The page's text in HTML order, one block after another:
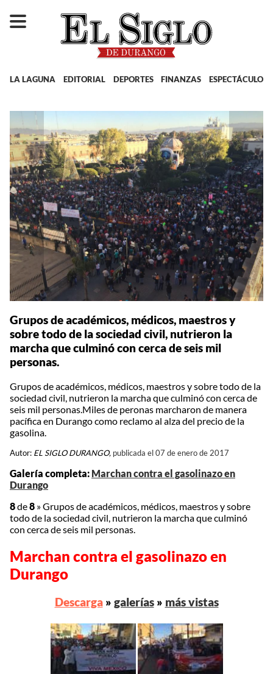
LA LAGUNA EDITORIAL DEPORTES FINANZAS ESPECTÁCULOS
Grupos de académicos, médicos, maestros y
sobre todo de la sociedad civil, nutrieron la
marcha que culminó con cerca de seis mil
personas.
Grupos de académicos, médicos, maestros y sobre todo de la
sociedad civil, nutrieron la marcha que culminó con cerca de
seis mil personas.Miles de peronas marcharon de manera
pacífica en Durango como reclamo al alza del precio de la
gasolina.
Autor: EL SIGLO DURANGO, publicada el 07 de enero de 2017
Galería completa: Marchan contra el gasolinazo en
Durango
8de8 »Grupos de académicos, médicos, maestros y sobre
todo de la sociedad civil, nutrieron la marcha que culminó
con cerca de seis mil personas.
Marchan contra el gasolinazo en
Durango
Descarga» galerías» más vistas